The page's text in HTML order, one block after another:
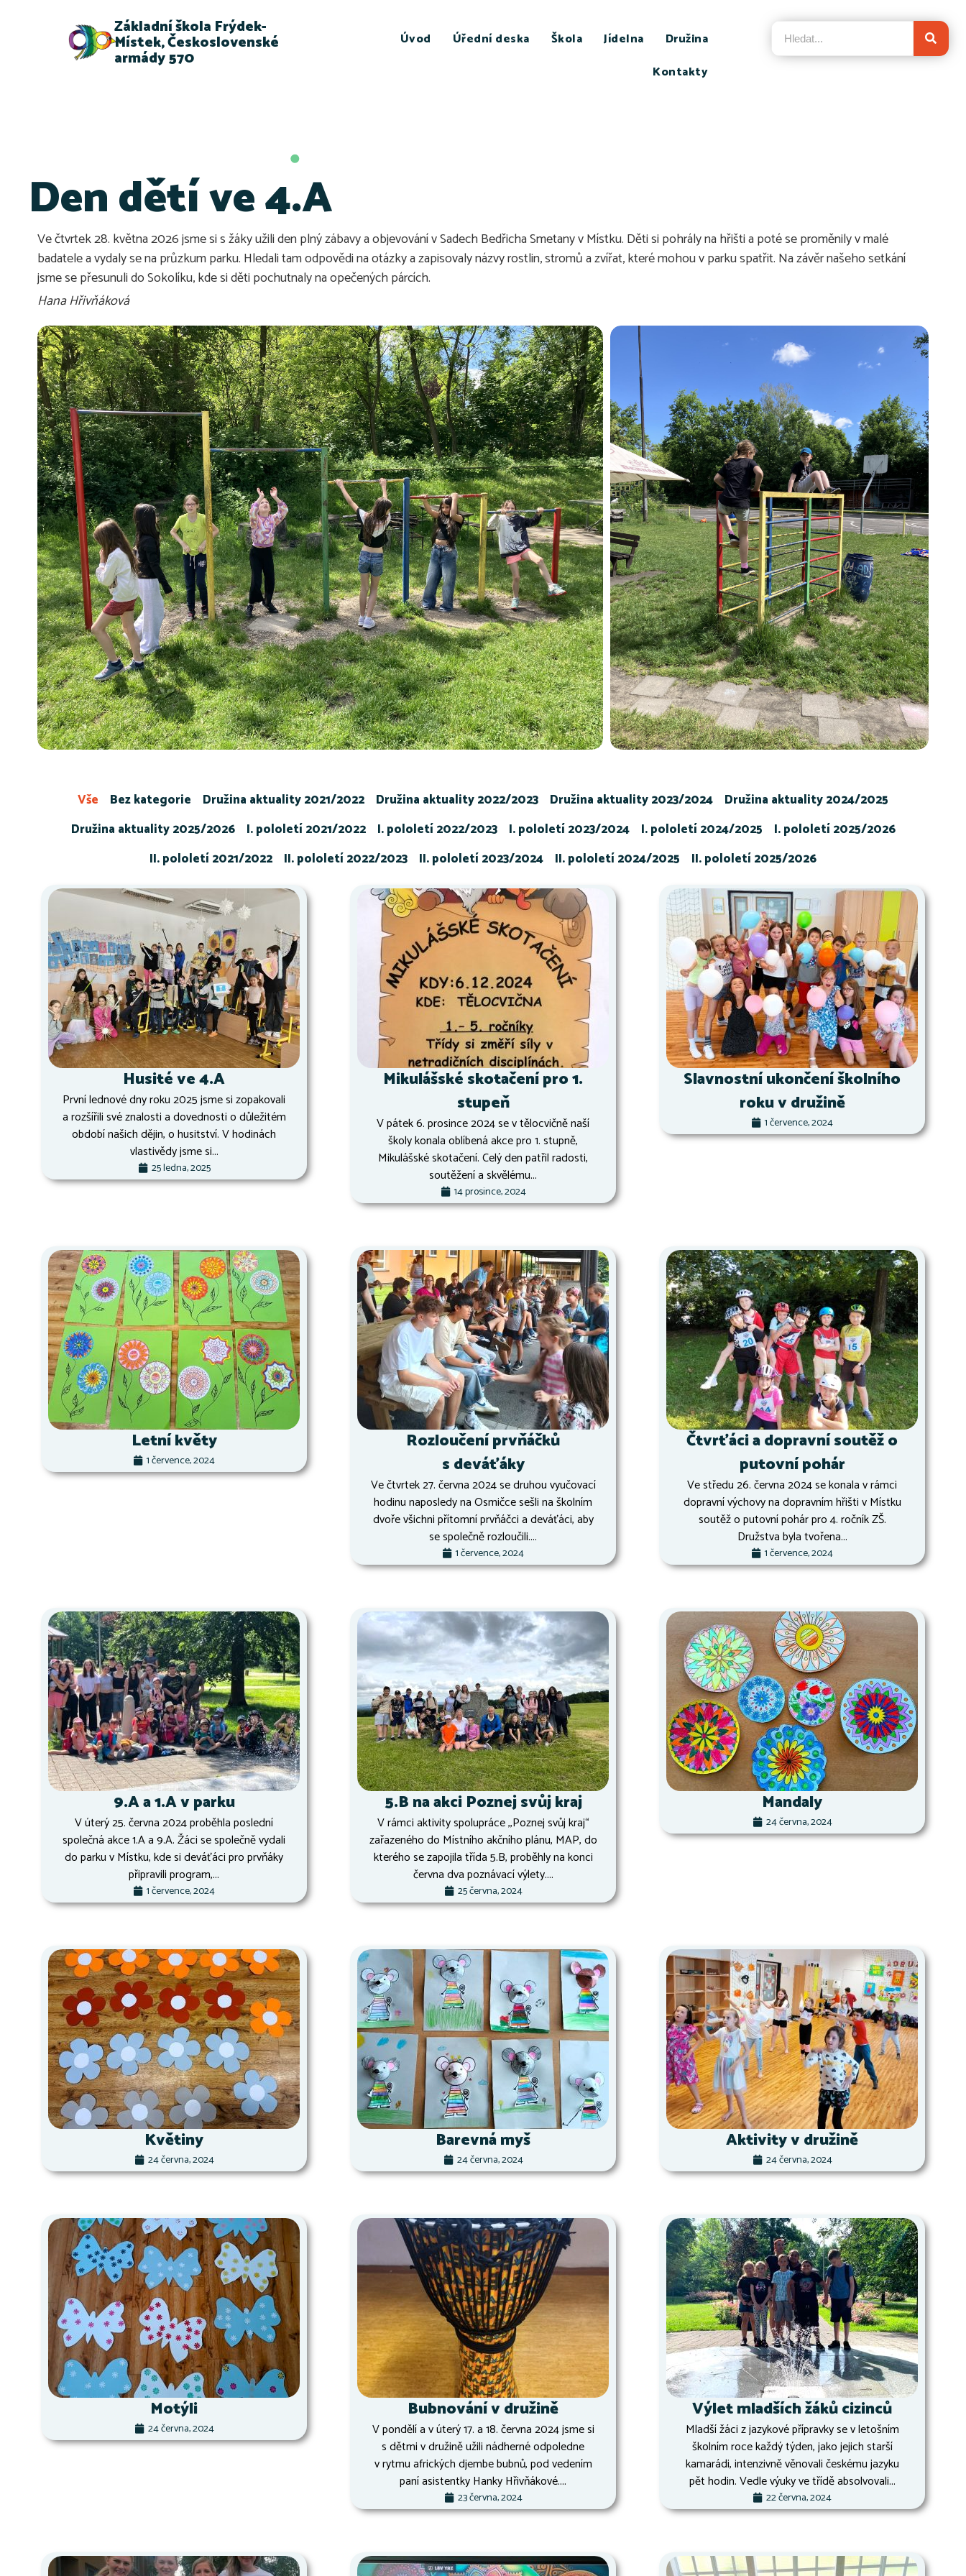
Základní škola Frýdek-
Místek, Československé
armády 570
Úvod Úřední deska Škola Jídelna
Družina
Kontakty
Den dětí ve 4.A
Ve čtvrtek 28. května 2026 jsme si s žáky užili den plný zábavy a objevování v Sadech Bedřicha Smetany v Místku. Děti si pohrály na hřišti a poté se proměnily v malé
badatele a vydaly se na průzkum parku. Hledali tam odpovědi na otázky a zapisovaly názvy rostlin, stromů a zvířat, které mohou v parku spatřit. Na závěr našeho setkání
jsme se přesunuli do Sokolíku, kde si děti pochutnaly na opečených párcích.
Hana Hřivňáková
Bez kategorie Družina aktuality 2021/2022 Družina aktuality 2022/2023 Družina aktuality 2023/2024
Družina aktuality 2024/2025
Družina aktuality 2025/2026
I. pololetí 2021/2022 I. pololetí 2022/2023 I. pololetí 2023/2024 I. pololetí 2024/2025
I. pololetí 2025/2026
II. pololetí 2021/2022
II. pololetí 2022/2023 II. pololetí 2023/2024 II. pololetí 2024/2025 II. pololetí 2025/2026
Vše
Husité ve 4.A
První lednové dny roku 2025 jsme si zopakovali
a rozšířili své znalosti a dovednosti o důležitém
období našich dějin, o husitství. V hodinách
vlastivědy jsme si...
25 ledna, 2025
Mikulášské skotačení pro 1.
stupeň
V pátek 6. prosince 2024 se v tělocvičně naší
školy konala oblíbená akce pro 1. stupně,
Mikulášské skotačení. Celý den patřil radosti,
soutěžení a skvělému...
14 prosince, 2024
Slavnostní ukončení školního
roku v družině
1 července, 2024
Letní květy
1 července, 2024
Rozloučení prvňáčků
s deváťáky
Ve čtvrtek 27. června 2024 se druhou vyučovací
hodinu naposledy na Osmičce sešli na školním
dvoře všichni přítomní prvňáčci a deváťáci, aby
se společně rozloučili....
1 července, 2024
Čtvrťáci a dopravní soutěž o
putovní pohár
Ve středu 26. června 2024 se konala v rámci
dopravní výchovy na dopravním hřišti v Místku
soutěž o putovní pohár pro 4. ročník ZŠ.
Družstva byla tvořena...
1 července, 2024
9.A a 1.A v parku
V úterý 25. června 2024 proběhla poslední
společná akce 1.A a 9.A. Žáci se společně vydali
do parku v Místku, kde si deváťáci pro prvňáky
připravili program,...
1 července, 2024
5.B na akci Poznej svůj kraj
V rámci aktivity spolupráce ,,Poznej svůj kraj“
zařazeného do Místního akčního plánu, MAP, do
kterého se zapojila třída 5.B, proběhly na konci
června dva poznávací výlety....
25 června, 2024
Mandaly
24 června, 2024
Květiny
24 června, 2024
Barevná myš
24 června, 2024
Aktivity v družině
24 června, 2024
Motýli
24 června, 2024
Bubnování v družině
V pondělí a v úterý 17. a 18. června 2024 jsme si
s dětmi v družině užili nádherné odpoledne
v rytmu afrických djembe bubnů, pod vedením
paní asistentky Hanky Hřivňákové....
23 června, 2024
Výlet mladších žáků cizinců
Mladší žáci z jazykové přípravky se v letošním
školním roce každý týden, jako jejich starší
kamarádi, intenzivně věnovali českému jazyku
pět hodin. Vedle výuky ve třídě absolvovali...
22 června, 2024